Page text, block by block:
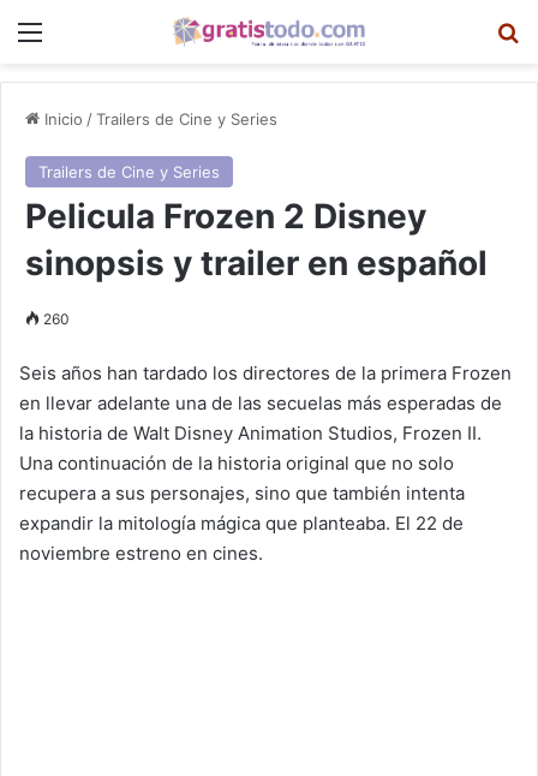
Menú
Inicio /Trailers de Cine y Series
Trailers de Cine y Series
Pelicula Frozen 2 Disney
sinopsis y trailer en español
260
Seis años han tardado los directores de la primera Frozen
en llevar adelante una de las secuelas más esperadas de
la historia de Walt Disney Animation Studios, Frozen II.
Una continuación de la historia original que no solo
recupera a sus personajes, sino que también intenta
expandir la mitología mágica que planteaba. El 22 de
noviembre estreno en cines.